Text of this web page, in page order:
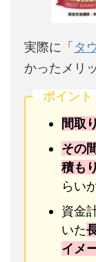
実際に「 タ
かったメリ
ポイント
間取
その
積もり
らい
資金
いた
イメ